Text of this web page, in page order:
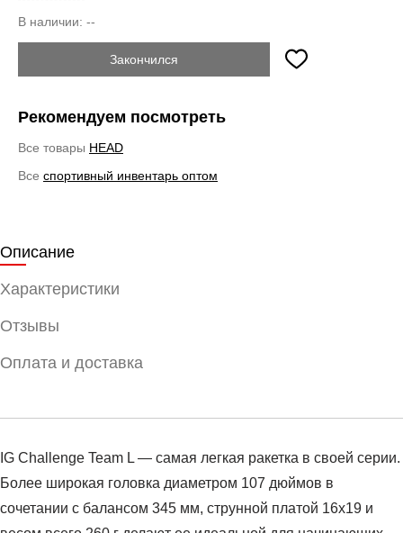
В наличии: --
Закончился
Рекомендуем посмотреть
Все товары HEAD
Все спортивный инвентарь оптом
Описание
Характеристики
Отзывы
Оплата и доставка
IG Challenge Team L — самая легкая ракетка в своей серии.
Более широкая головка диаметром 107 дюймов в
сочетании с балансом 345 мм, струнной платой 16x19 и